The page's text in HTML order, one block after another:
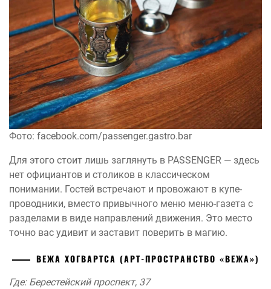
Фото: facebook.com/passenger.gastro.bar
Для этого стоит лишь заглянуть в PASSENGER — здесь
нет официантов и столиков в классическом
понимании. Гостей встречают и провожают в купе-
проводники, вместо привычного меню меню-газета с
разделами в виде направлений движения. Это место
точно вас удивит и заставит поверить в магию.
ВЕЖА ХОГВАРТСА (АРТ-ПРОСТРАНСТВО «ВЕЖА»)
Где: Берестейский проспект, 37